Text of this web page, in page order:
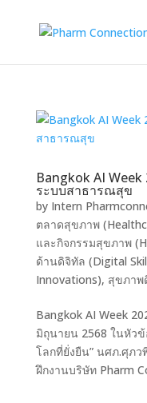
Bangkok AI
ระบบสาธารณสุข
by Intern
ตลาดสุขภาพ
และกิจกรรมสุขภาพ
ด้านดิจิทัล (Digital
Innovations), สุขภาพ
Bangkok AI Week
มิถุนายน 2568 ในหัว
โลกที่ยั่งยืน” นศภ.ศุภ
ฝึกงานบริษัท Pharm